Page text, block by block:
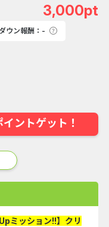
3,000pt
ウン報酬：-
ントゲット！
ミッション!!】クリ